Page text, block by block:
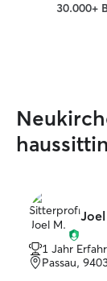
30.000+
1 Jahr
Passau,